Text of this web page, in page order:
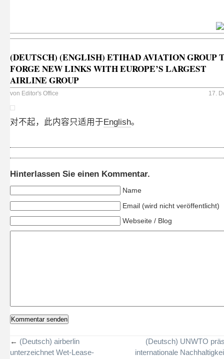
(DEUTSCH) (ENGLISH) ETIHAD AVIATION GROUP
FORGE NEW LINKS WITH EUROPE’S LARGEST
AIRLINE GROUP
17.
von Editor's Office
对不起，此内容只适用于 English。
Hinterlassen Sie einen Kommentar.
Name
Email (wird nicht veröffentlicht)
Webseite / Blog
(Deutsch) UNWTO
internationale
← (Deutsch) airberlin
unterzeichnet Wet-Lease-